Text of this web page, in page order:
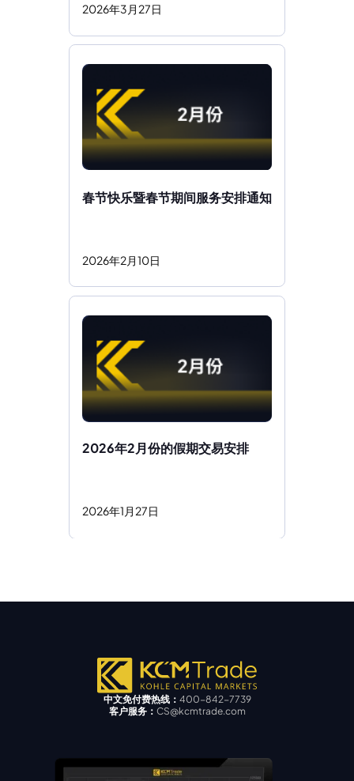
2026年3 月 27日
春节快乐暨春节期间服务安排通知
2026年2月10日
2026年2月份的假期交易安排
2026年1 月 27日
中文免付费热线： 400-842-7739
客户服务： CS@kcmtrade.com